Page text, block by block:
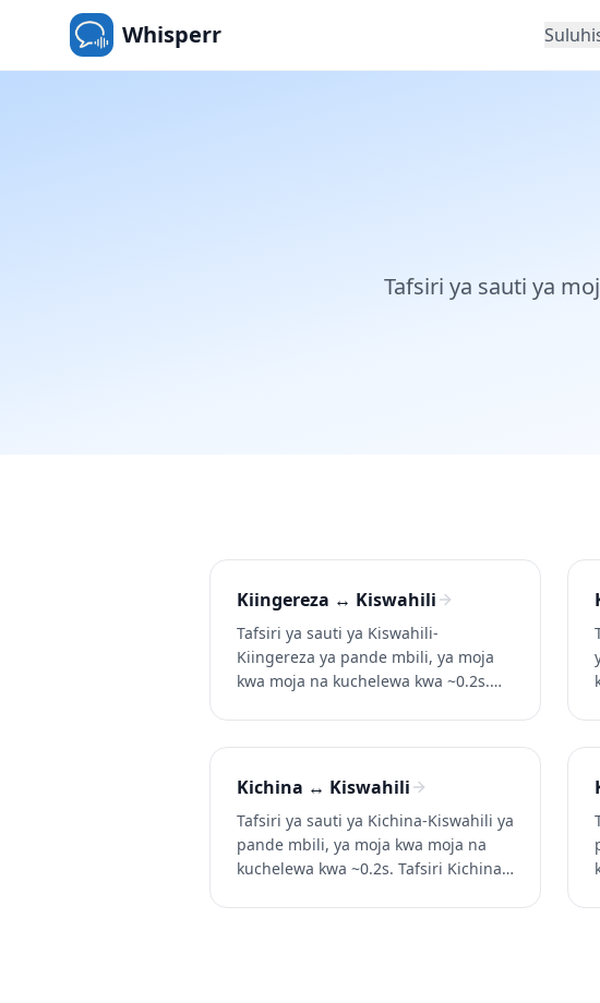
Whisperr
Tafsiri ya sauti ya
Kiingereza ↔ Kiswahili
Tafsiri ya sauti ya Kiswahili-
Kiingereza ya pande mbili, ya moja
kwa moja na kuchelewa kwa ~0.2s.
Kiswahili) katika mazungumzo, simu,
na video. Jaribu Whisperr bure.
Kichina ↔ Kiswahili
Tafsiri ya sauti ya Kichina-Kiswahili ya
pande mbili, ya moja kwa moja na
kuchelewa kwa ~0.2s. Tafsiri Kichina